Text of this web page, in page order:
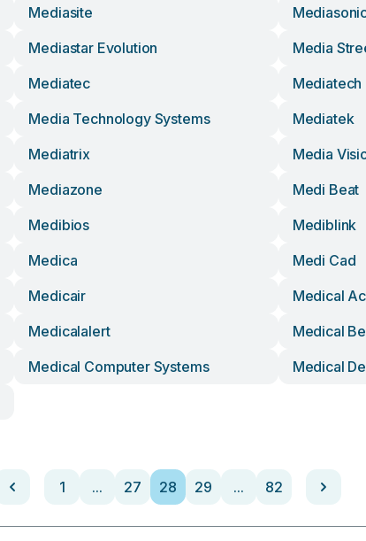
Mediasite
Mediastar Evolution
Media
Mediatec
Mediatech
Media Technology Systems
Mediatek
Mediatrix
Media
Mediazone
Medi Beat
Medibios
Mediblink
Medica
Medi Cad
Medicair
Medical
Medicalalert
Medical
Medical Computer Systems
Medical
1 ... 27 28 29 ... 82